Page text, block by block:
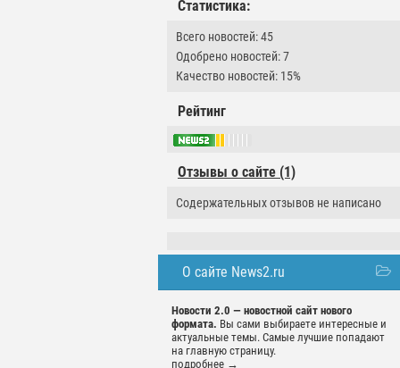
Статистика:
Всего новостей: 45
Одобрено новостей: 7
Качество новостей: 15%
Рейтинг
Отзывы о сайте (1)
Содержательных отзывов не написано
О сайте News2.ru
Новости 2.0 — новостной сайт нового
формата. Вы сами выбираете интересные и
актуальные темы. Самые лучшие попадают
на главную страницу.
подробнее →